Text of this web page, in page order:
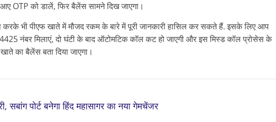
OTP को डालें, फिर बैलेंस सामने दिख जाएगा।
भी पीएफ खाते में मौजद रकम के बारे में पूरी जानकारी हासिल कर सकते हैं. इसके लिए आप
नंबर मिलाएं, दो घंटी के बाद ऑटोमटिक कॉल कट हो जाएगी और इस मिस्ड कॉल प्रोसेस के
का बैलेंस बता दिया जाएगा।
सबांग पोर्ट बनेगा हिंद महासागर का नया गेमचेंजर